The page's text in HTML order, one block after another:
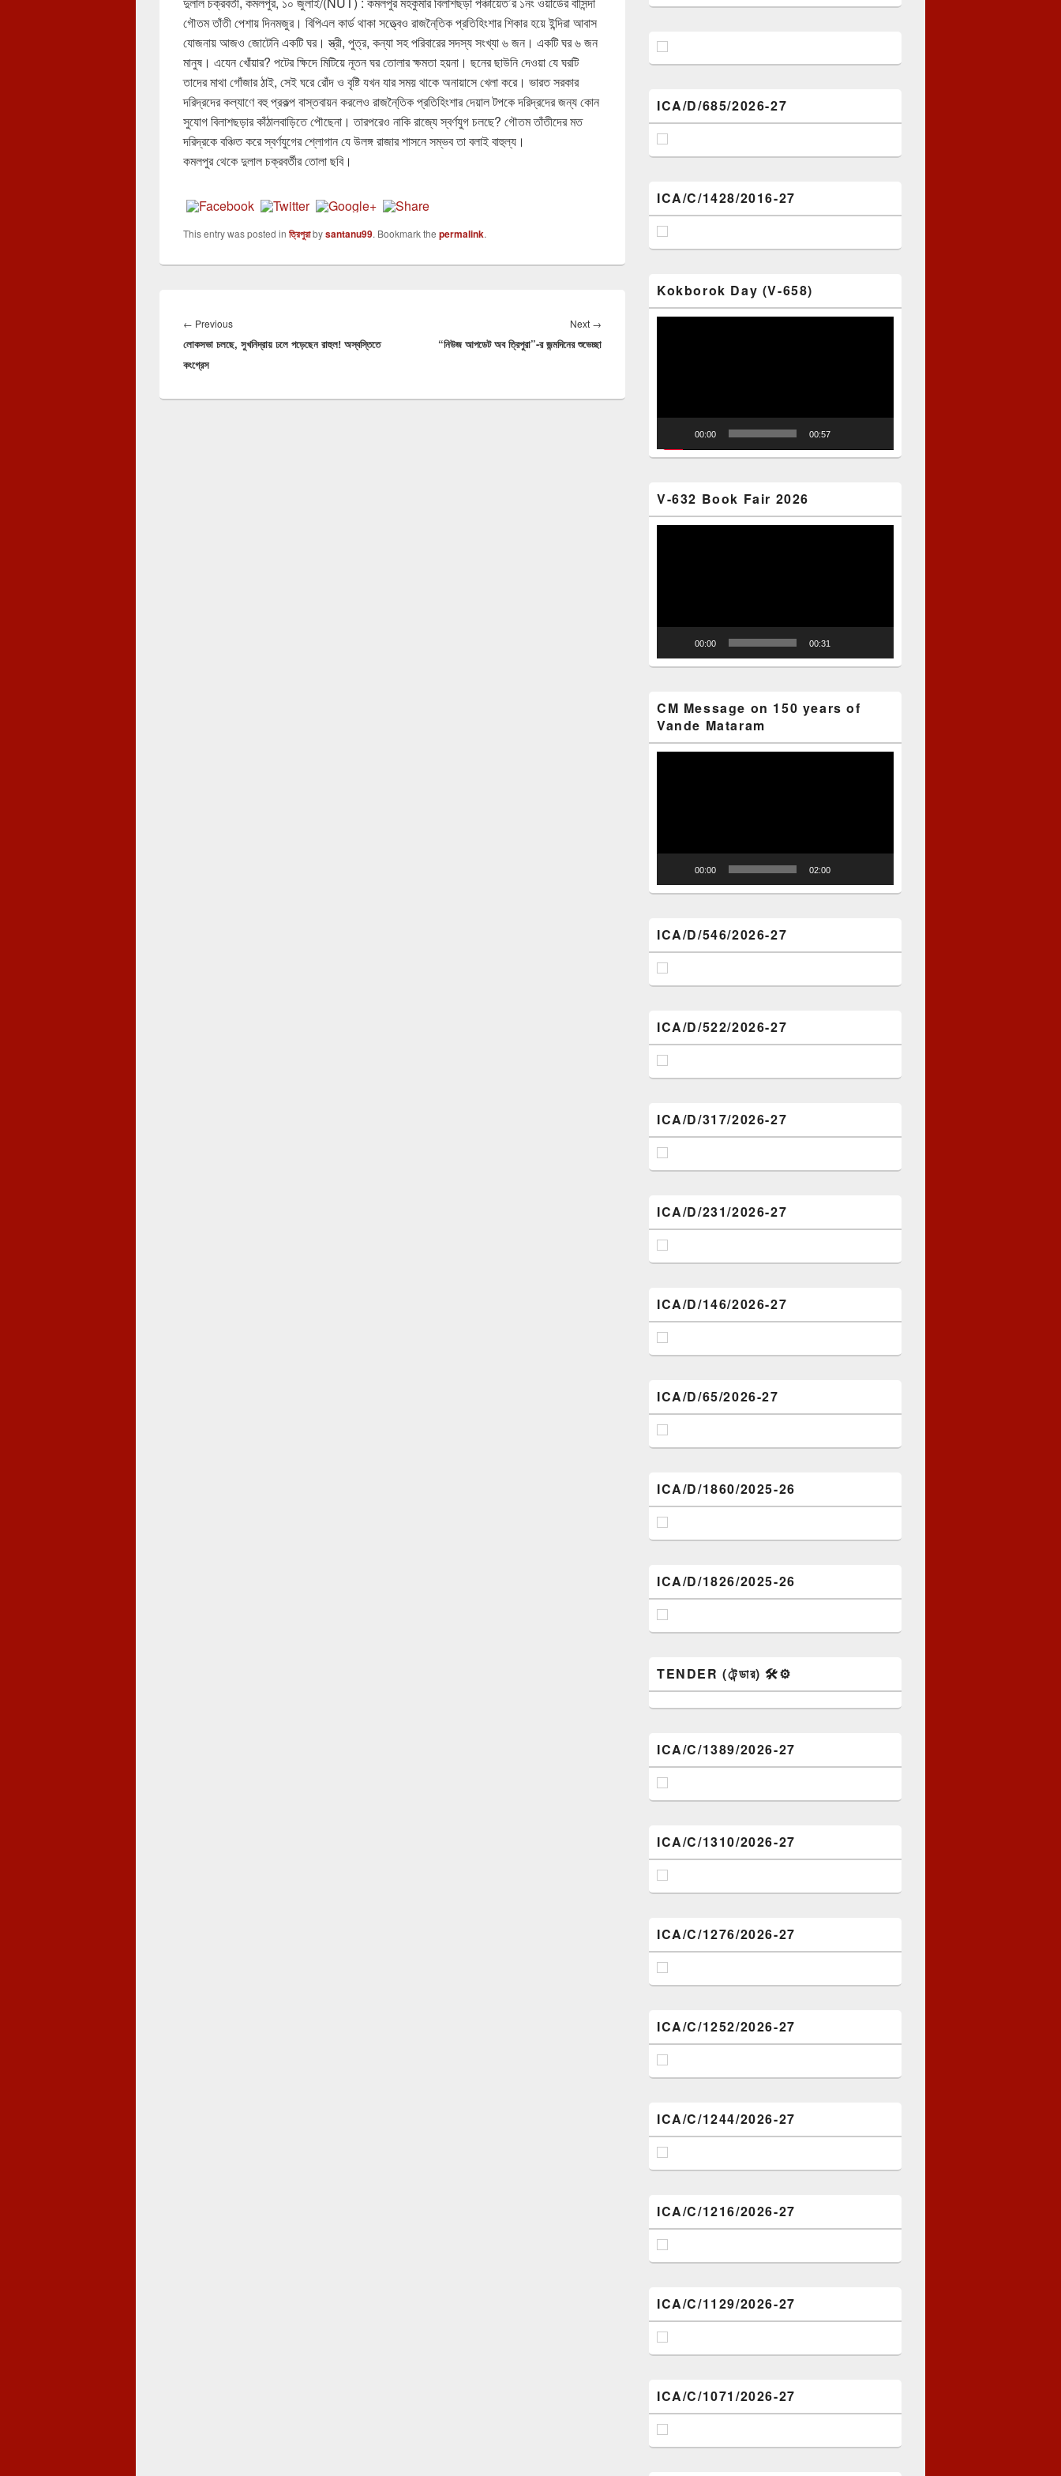
গৌতম তাঁতী পেশায় দিনমজুর। বিপিএল কার্ড থাকা সত্ত্বেও রাজনৈ্তিক প্রতিহিংশার শিকার হয়ে ইন্দিরা আবাস
যোজনায় আজও জোটেনি একটি ঘর। স্ত্রী, পুত্র, কন্যা সহ পরিবারের সদস্য সংখ্যা ৬ জন। একটি ঘর ৬ জন
মানুষ। এযেন খোঁয়ার? পটের ক্ষিদে মিটিয়ে নূতন ঘর তোলার ক্ষমতা হয়না। ছনের ছাউনি দেওয়া যে ঘরটি
তাদের মাথা গোঁজার ঠাই, সেই ঘরে রোঁদ ও বৃষ্টি যখন যার সময় থাকে অনায়াসে খেলা করে। ভারত সরকার
দরিদ্রদের কল্যাণে বহু প্রকল্প বাস্তবায়ন করলেও রাজনৈ্তিক প্রতিহিংশার দেয়াল টপকে দরিদ্রদের জন্য কোন
সুযোগ বিলাশছড়ার কাঁঠালবাড়িতে পৌছেনা। তারপরেও নাকি রাজ্যে স্বর্ণযুগ চলছে? গৌতম তাঁতীদের মত
দরিদ্রকে বঞ্চিত করে স্বর্ণযুগের শ্লোগান যে উলঙ্গ রাজার শাসনে সম্ভব তা বলাই বাহুল্য।
কমলপুর থেকে দুলাল চক্রবর্তীর তোলা ছবি।
This entry was posted in ত্রিপুরাbysantanu99. Bookmark the permalink.
navigation
← PreviousPrevious
post:
লোকসভা চলছে, সুখনিদ্রায় ঢলে পড়েছেন রাহুল! অস্বস্তিতে
কংগ্রেস
Next →
post:
“নিউজ আপডেট অব ত্রিপুরা”-র জন্মদিনের শুভেচ্ছা
ICA/D/685/2026-27
ICA/C/1428/2016-27
Kokborok Day (V-658)
00:00 00:57
V-632 Book Fair 2026
00:00 00:31
CM Message on 150 years of
Vande Mataram
00:00 02:00
ICA/D/546/2026-27
ICA/D/522/2026-27
ICA/D/317/2026-27
ICA/D/231/2026-27
ICA/D/146/2026-27
ICA/D/65/2026-27
ICA/D/1860/2025-26
ICA/D/1826/2025-26
TENDER (টেন্ডার) 🛠️⚙️
ICA/C/1389/2026-27
ICA/C/1310/2026-27
ICA/C/1276/2026-27
ICA/C/1252/2026-27
ICA/C/1244/2026-27
ICA/C/1216/2026-27
ICA/C/1129/2026-27
ICA/C/1071/2026-27